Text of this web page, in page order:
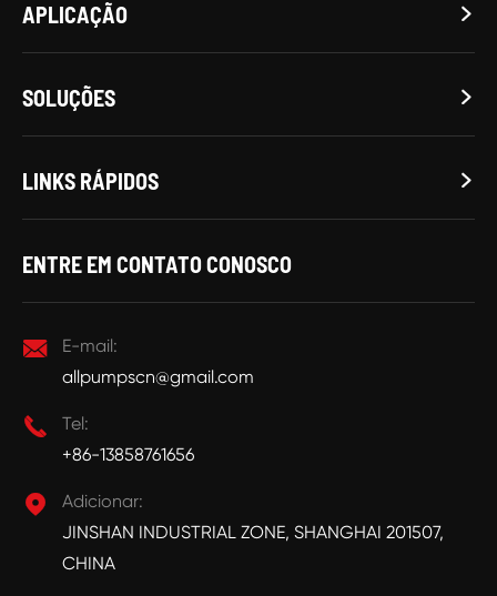
APLICAÇÃO 
SOLUÇÕES 
LINKS RÁPIDOS 
ENTRE EM CONTATO CONOSCO

E-mail:
allpumpscn@gmail.com

Tel:
+86-13858761656

Adicionar:
JINSHAN INDUSTRIAL ZONE, SHANGHAI 201507,
CHINA